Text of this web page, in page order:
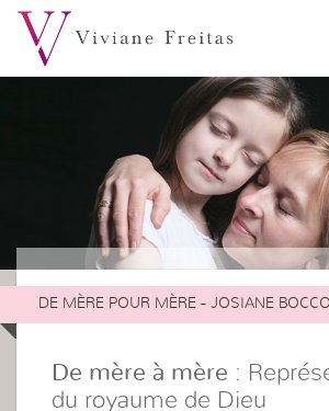
DE MÈRE POUR MÈRE - JOSIANE
De mère à mère :
du royaume de Dieu